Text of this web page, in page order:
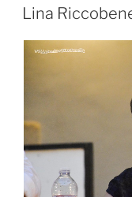
IL
Lina